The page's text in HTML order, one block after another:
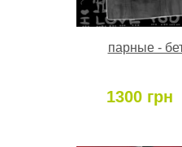
парные -
1300 грн